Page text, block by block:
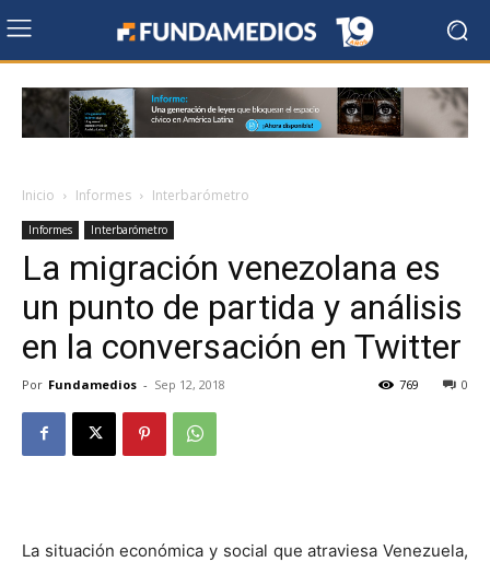
Inicio Informes Interbarómetro
Informes Interbarómetro
La migración venezolana es
un punto de partida y análisis
en la conversación en Twitter
Por Fundamedios - Sep 12, 2018 0
769
La situación económica y social que atraviesa Venezuela,